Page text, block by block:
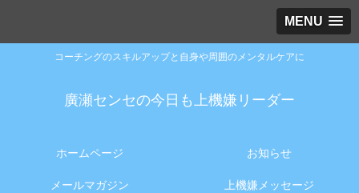
MENU
コーチングのスキルアップと自身や周囲のメンタルケアに
廣瀬センセの今日も上機嫌リーダー
ホームページ お知らせ
メールマガジン 上機嫌メッセージ